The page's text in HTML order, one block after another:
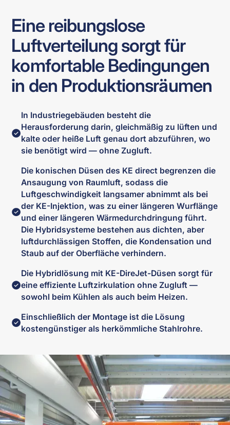
Eine reibungslose
Luftverteilung sorgt für
komfortable Bedingungen
in den Produktionsräumen
In Industriegebäuden besteht die
Herausforderung darin, gleichmäßig zu lüften und
kalte oder heiße Luft genau dort abzuführen, wo
sie benötigt wird — ohne Zugluft.
Die konischen Düsen des KE direct begrenzen die
Ansaugung von Raumluft, sodass die
Luftgeschwindigkeit langsamer abnimmt als bei
der KE-Injektion, was zu einer längeren Wurflänge
und einer längeren Wärmedurchdringung führt.
Die Hybridsysteme bestehen aus dichten, aber
luftdurchlässigen Stoffen, die Kondensation und
Staub auf der Oberfläche verhindern.
Die Hybridlösung mit KE-DireJet-Düsen sorgt für
eine effiziente Luftzirkulation ohne Zugluft —
sowohl beim Kühlen als auch beim Heizen.
Einschließlich der Montage ist die Lösung
kostengünstiger als herkömmliche Stahlrohre.